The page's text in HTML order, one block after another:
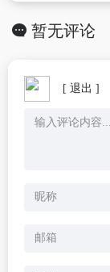
暂无评论
[ 退出 ]